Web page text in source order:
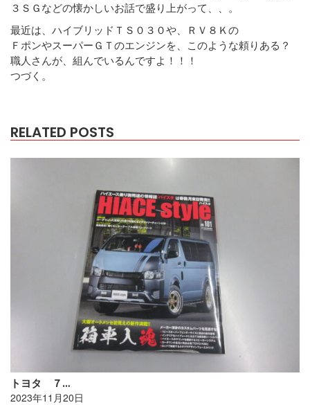
３ＳＧなどの懐かしいお話で盛り上がって、、。
最近は、ハイブリッドＴＳ０３０や、ＲＶ８Ｋの
ＦポンやスーパーＧＴのエンジンを、このような頼りある？
職人さんが、組んでいるんですよ！！！
つづく。
RELATED POSTS
トヨタ ７…
2023年11月20日